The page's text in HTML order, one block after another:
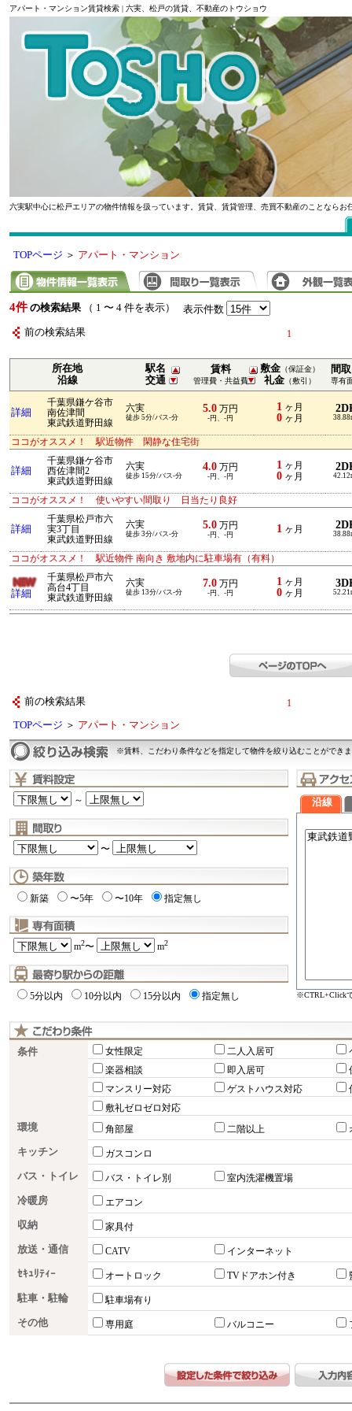
アパート・マンション賃貸検索 | 六実、松戸の賃貸、不動産のトウショウ
六実駅中心に松戸エリアの物件情報を扱っています。賃貸、賃貸管理、売買不動産のことならお
TOPページ ＞ アパート・マンション
4件 の検索結果 （ 1 〜 4 件を表示） 表示件数
前の検索結果 1
所在地
沿線
駅名
交通
賃料
管理費・共益費
敷金（保証金）
礼金（敷引）
間
専有
詳細
千葉県鎌ケ谷市
南佐津間
東武鉄道野田線
六実
徒歩 5分/バス-分
5.0 万円
-円、-円
1 ヶ月
0ヶ月
ココがオススメ！ 駅近物件 閑静な住宅街
詳細
千葉県鎌ケ谷市
西佐津間2
東武鉄道野田線
六実
徒歩 15分/バス-分
4.0 万円
-円、-円
1 ヶ月
0ヶ月
ココがオススメ！ 使いやすい間取り 日当たり良好
詳細
千葉県松戸市六
実3丁目
東武鉄道野田線
六実
徒歩 3分/バス-分
5.0 万円
-円、-円 1 ヶ月
ココがオススメ！ 駅近物件 南向き 敷地内に駐車場有（有料）
詳細
千葉県松戸市六
高台4丁目
東武鉄道野田線
六実
徒歩 13分/バス-分
7.0 万円
-円、-円
1 ヶ月
0ヶ月
前の検索結果 1
TOPページ ＞ アパート・マンション
※賃料、こだわり条件などを指定して物件を絞り込むことができ
～
〜
新築 〜5年 〜10年 指定無し
m2〜 m2
5分以内 10分以内 15分以内 指定無し
沿線
※CTRL+Click
条件 女性限定 二人入居可
楽器相談
即入居可
マンスリー対応
ゲストハウス対応
敷礼ゼロゼロ対応
環境 角部屋 二階以上
キッチン ガスコンロ
バス・トイレ バス・トイレ別 室内洗濯機置場
冷暖房 エアコン
収納 家具付
放送・通信 CATV インターネット
ｾｷｭﾘﾃｨｰ オートロック TVドアホン付き
駐車・駐輪 駐車場有り
その他 専用庭 バルコニー